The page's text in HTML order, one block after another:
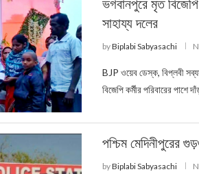
ভগবানপুরে মৃত বিজেপি
সাহায্য দলের
byBiplabi Sabyasachi
BJP ওয়েব ডেস্ক, বিপ্লবী
বিজেপি কর্মীর পরিবারের পাশে
পশ্চিম মেদিনীপুরের
byBiplabi Sabyasachi